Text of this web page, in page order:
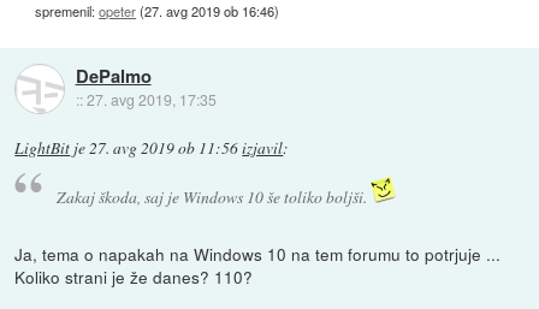
spremenil:opeter(27. avg 2019 ob 16:46)
DePalmo
::27. avg 2019, 17:35
LightBit je27. avg 2019 ob 11:56izjavil:
Zakaj škoda, saj je Windows 10 še toliko boljši.
Ja, tema o napakah na Windows 10 na tem forumu to potrjuje ...
Koliko strani je že danes? 110?